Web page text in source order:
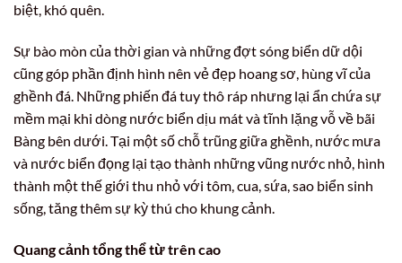
biệt, khó quên.
Sự bào mòn của thời gian và những đợt sóng biển dữ dội
cũng góp phần định hình nên vẻ đẹp hoang sơ, hùng vĩ của
ghềnh đá. Những phiến đá tuy thô ráp nhưng lại ẩn chứa sự
mềm mại khi dòng nước biển dịu mát và tĩnh lặng vỗ về bãi
Bàng bên dưới. Tại một số chỗ trũng giữa ghềnh, nước mưa
và nước biển đọng lại tạo thành những vũng nước nhỏ, hình
thành một thế giới thu nhỏ với tôm, cua, sứa, sao biển sinh
sống, tăng thêm sự kỳ thú cho khung cảnh.
Quang cảnh tổng thể từ trên cao